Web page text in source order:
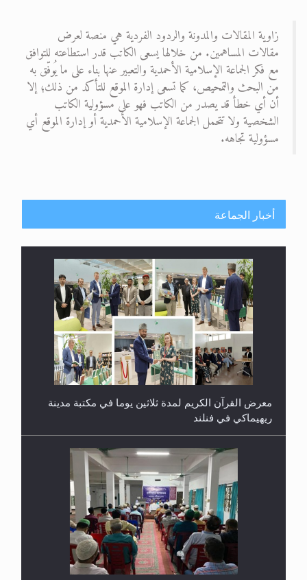
زاوية المقالات والمدونة والردود الفردية هي منصة لعرض
مقالات المساهمين. من خلالها يسعى الكاتب قدر استطاعته للتوافق
مع فكر الجماعة الإسلامية الأحمدية والتعبير عنها بناء على ما يُوفّق به
من البحث والتمحيص، كما تسعى إدارة الموقع للتأكد من ذلك؛ إلا
أن أي خطأ قد يصدر من الكاتب فهو على مسؤولية الكاتب
الشخصية ولا تتحمل الجماعة الإسلامية الأحمدية أو إدارة الموقع أي
مسؤولية تجاهه.
أخبار الجماعة
معرض القرآن الكريم لمدة ثلاثين يوما في مكتبة مدينة
ريهيماكي في فنلند